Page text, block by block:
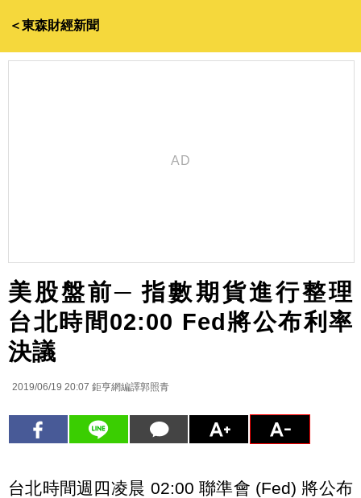
＜東森財經新聞
美股盤前─ 指數期貨進行整理
台北時間02:00 Fed將公布利率
決議
2019/06/19 20:07 鉅亨網編譯郭照青
台北時間週四凌晨 02:00 聯準會 (Fed) 將公布